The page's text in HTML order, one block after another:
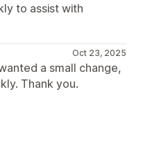
to assist with
Oct 23, 2025
a small change,
Thank you.